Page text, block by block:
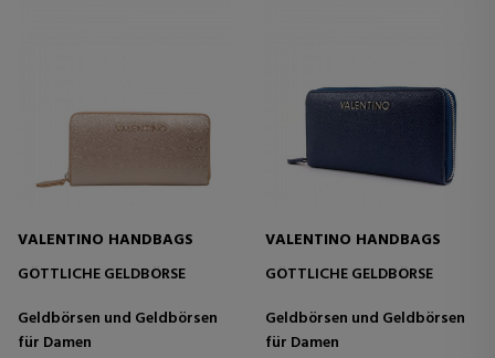
VALENTINO HANDBAGS
GÖTTLICHE GELDBÖRSE
Geldbörsen und Geldbörsen
für Damen
VALENTINO HANDBAGS
GÖTTLICHE GELDBÖRSE
Geldbörsen und Geldbörsen
für Damen